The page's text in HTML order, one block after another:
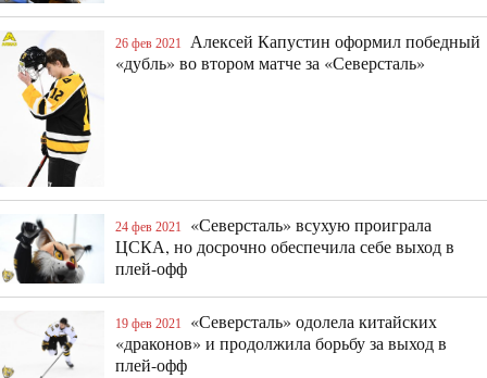
26 фев 2021
Алексей Капустин оформил победный
«дубль» во втором матче за «Северсталь»
24 фев 2021
«Северсталь» всухую проиграла
ЦСКА, но досрочно обеспечила себе выход в
плей-офф
19 фев 2021
«Северсталь» одолела китайских
«драконов» и продолжила борьбу за выход в
плей-офф